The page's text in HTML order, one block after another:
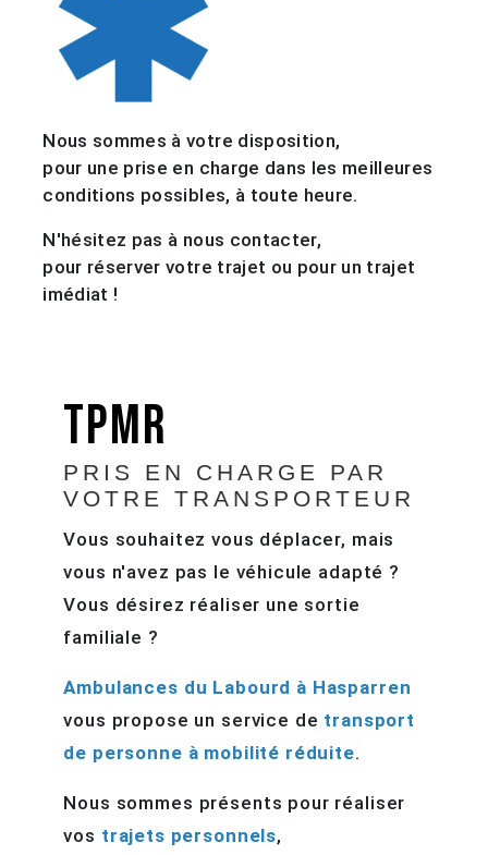
Nous sommes à votre disposition,
pour une prise en charge dans les meilleures
conditions possibles, à toute heure.
N'hésitez pas à nous contacter,
pour réserver votre trajet ou pour un trajet
imédiat !
TPMR
PRIS EN CHARGE PAR
VOTRE TRANSPORTEUR
Vous souhaitez vous déplacer, mais
vous n'avez pas le véhicule adapté ?
Vous désirez réaliser une sortie
familiale ?
Ambulances du Labourd à Hasparren
vous propose un service de transport
de personne à mobilité réduite.
Nous sommes présents pour réaliser
vos trajets personnels,